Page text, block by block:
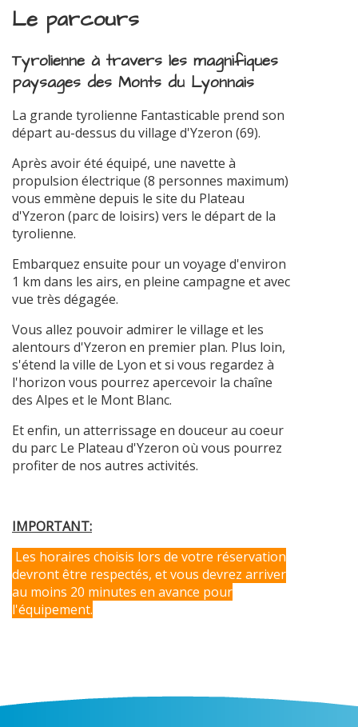
Le parcours
Tyrolienne à travers les magnifiques
paysages des Monts du Lyonnais
La grande tyrolienne Fantasticable prend son
départ au-dessus du village d'Yzeron (69).
Après avoir été équipé, une navette à
propulsion électrique (8 personnes maximum)
vous emmène depuis le site du Plateau
d'Yzeron (parc de loisirs) vers le départ de la
tyrolienne.
Embarquez ensuite pour un voyage d'environ
1 km dans les airs, en pleine campagne et avec
vue très dégagée.
Vous allez pouvoir admirer le village et les
alentours d'Yzeron en premier plan. Plus loin,
s'étend la ville de Lyon et si vous regardez à
l'horizon vous pourrez apercevoir la chaîne
des Alpes et le Mont Blanc.
Et enfin, un atterrissage en douceur au coeur
du parc Le Plateau d'Yzeron où vous pourrez
profiter de nos autres activités.
IMPORTANT:
Les horaires choisis lors de votre réservation
devront être respectés, et vous devrez arriver
au moins 20 minutes en avance pour
l'équipement.